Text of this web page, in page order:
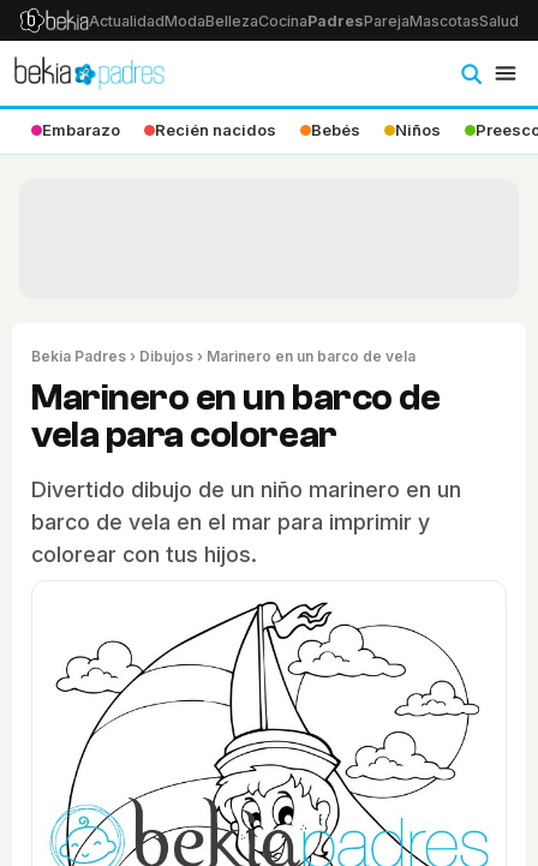
ActualidadModaBellezaCocinaPadresParejaMascotasSalud
Embarazo Recién nacidos Bebés Niños
Bekia Padres › Dibujos › Marinero en un barco de vela
Marinero en un barco de
vela para colorear
Divertido dibujo de un niño marinero en un
barco de vela en el mar para imprimir y
colorear con tus hijos.